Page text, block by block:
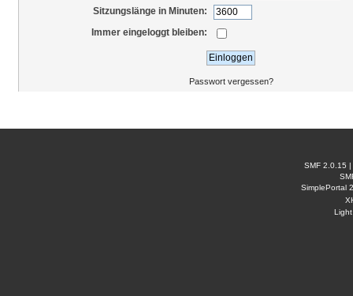
Sitzungslänge in Minuten:
Immer eingeloggt bleiben:
Passwort vergessen?
SMF 2.0.15
SimplePortal